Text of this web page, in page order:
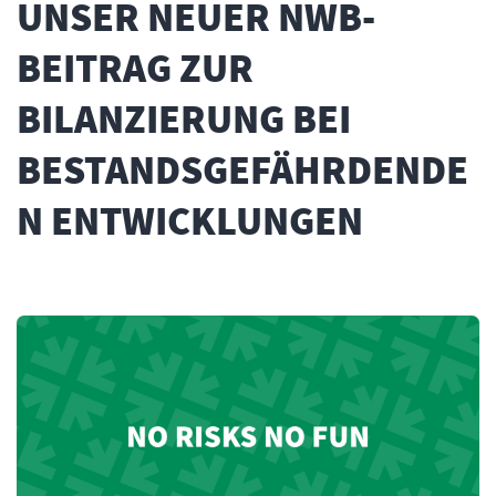
UNSER NEUER NWB-
BEITRAG ZUR
BILANZIERUNG BEI
BESTANDSGEFÄHRDENDE
N ENTWICKLUNGEN